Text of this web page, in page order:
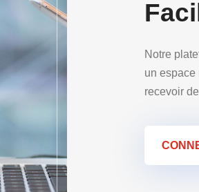
Notre
un espace
recevoir